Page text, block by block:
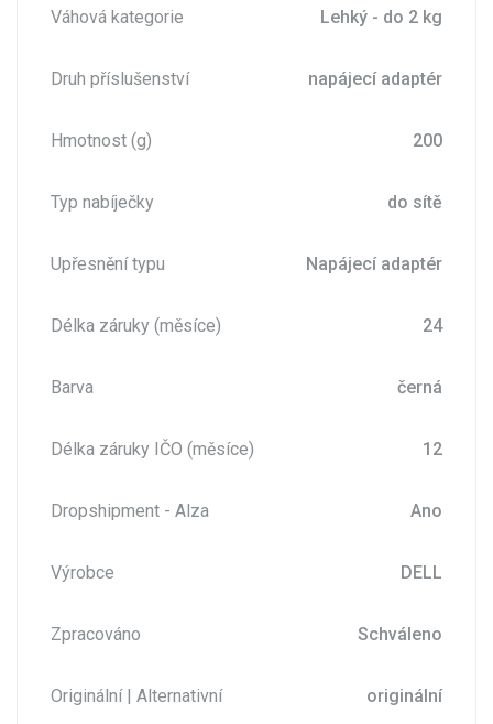
Váhová kategorie Lehký - do 2 kg
Druh příslušenství napájecí adaptér
Hmotnost (g) 200
Typ nabíječky do sítě
Upřesnění typu Napájecí adaptér
Délka záruky (měsíce) 24
Barva černá
Délka záruky IČO (měsíce) 12
Dropshipment - Alza Ano
Výrobce DELL
Zpracováno Schváleno
Originální | Alternativní originální